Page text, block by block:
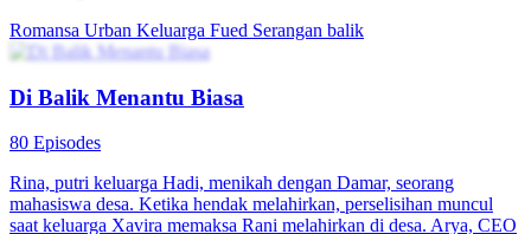
dan bertani di desa. Dia tanpa sengaja menemukan sumur ajaib. Erik
menggunakan sumur tersebut untuk menanam buah-buahan,
kesuksesan besar dalam pertanian. Pada sebuah lelang, Erik secara
dengan Keluarga Seno, mengungkap konspirasi putra angkatnya.
Akhirnya, sumur ajaib itu menyatu dengan dirinya sendiri,
membawanya sukses dalam karier dan cinta. Sementara Keluarga
Seno, yang pernah menindasnya, hancur lebur karena perselisihan
internal.